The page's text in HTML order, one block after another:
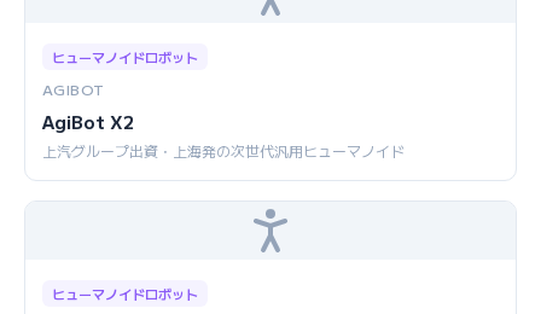
ヒューマノイドロボット
AGIBOT
AgiBot X2
上汽グループ出資・上海発の次世代汎用ヒューマノイド
ヒューマノイドロボット